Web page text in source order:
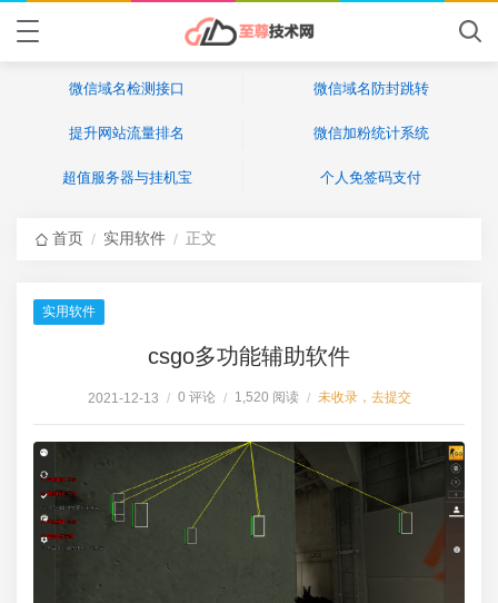
微信域名检测接口 微信域名防封跳转
提升网站流量排名 微信加粉统计系统
超值服务器与挂机宝 个人免签码支付
首页 / 实用软件 / 正文
实用软件
csgo多功能辅助软件
2021-12-13 / 0 评论 / 1,520 阅读 / 未收录，去提交